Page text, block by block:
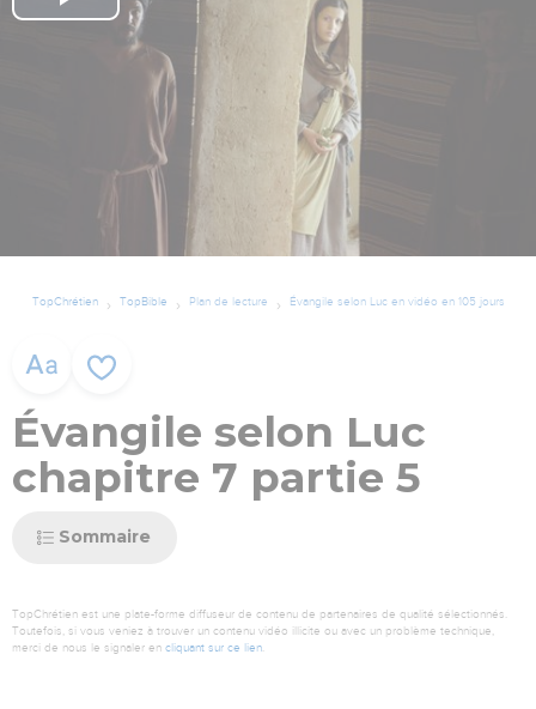
TopChrétien TopBible Plan de lecture Évangile selon Luc en vidéo en 105 jours
Évangile selon Luc
chapitre 7 partie 5
Sommaire
Play
Video
TopChrétien est une plate-forme diffuseur de contenu de partenaires de qualité sélectionnés.
Toutefois, si vous veniez à trouver un contenu vidéo illicite ou avec un problème technique,
merci de nous le signaler en cliquant sur ce lien